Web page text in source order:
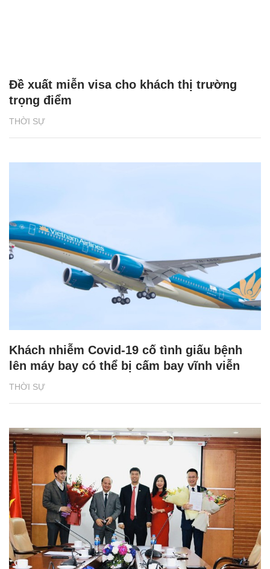
THỜI SỰ
Đề xuất miễn visa cho khách thị trường
trọng điểm
THỜI SỰ
Khách nhiễm Covid-19 cố tình giấu bệnh
lên máy bay có thể bị cấm bay vĩnh viễn